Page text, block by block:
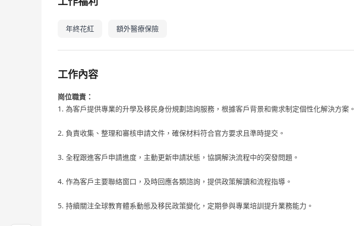
年終花紅 額外醫療保險
工作內容
崗位職責：
1. 為客戶提供專業的升學及移民身份規劃諮詢服務，根據客戶背景和需求制定個性化解決方案。
2. 負責收集、整理和審核申請文件，確保材料符合官方要求且準時提交。
3. 全程跟進客戶申請進度，主動更新申請狀態，協調解決流程中的突發問題。
4. 作為客戶主要聯絡窗口，及時回應各類諮詢，提供政策解讀和流程指導。
5. 持續關注全球教育體系動態及移民政策變化，定期參與專業培訓提升業務能力。